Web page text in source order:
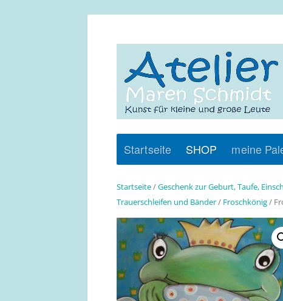
Startseite SHOP meine
Startseite/Geschenk zur Geburt, Taufe,
Trauerschleifen und Bänder/ Froschkönig/